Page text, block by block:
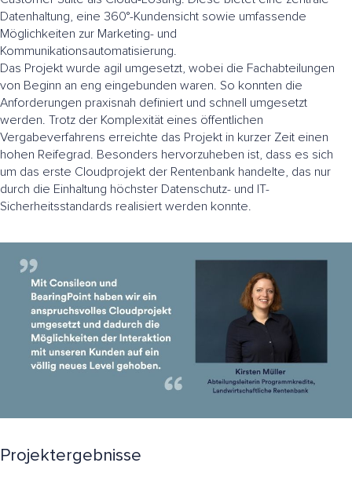
Datenhaltung, eine 360°-Kundensicht sowie umfassende
Möglichkeiten zur Marketing- und
Kommunikationsautomatisierung.
Das Projekt wurde agil umgesetzt, wobei die Fachabteilungen
von Beginn an eng eingebunden waren. So konnten die
Anforderungen praxisnah definiert und schnell umgesetzt
werden. Trotz der Komplexität eines öffentlichen
Vergabeverfahrens erreichte das Projekt in kurzer Zeit einen
hohen Reifegrad. Besonders hervorzuheben ist, dass es sich
um das erste Cloudprojekt der Rentenbank handelte, das nur
durch die Einhaltung höchster Datenschutz- und IT-
Sicherheitsstandards realisiert werden konnte.
Projektergebnisse